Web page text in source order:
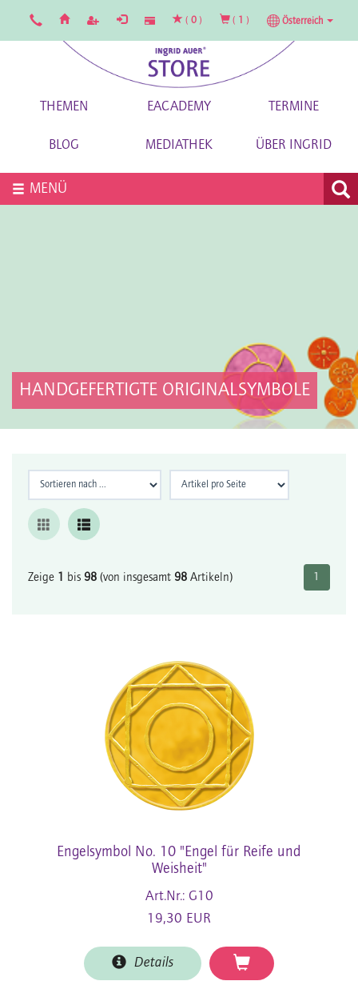
( 0 ) ( 1 ) Österreich
THEMEN EACADEMY TERMINE
BLOG MEDIATHEK ÜBER INGRID
MENÜ
HANDGEFERTIGTE ORIGINALSYMBOLE
Zeige 1 bis 98 (von insgesamt 98 Artikeln) 1
Engelsymbol No. 10 "Engel für Reife und
Weisheit"
Art.Nr.: G10
19,30 EUR
Details